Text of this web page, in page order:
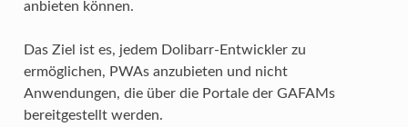
anbieten können.
Das Ziel ist es, jedem Dolibarr-Entwickler zu
ermöglichen, PWAs anzubieten und nicht
Anwendungen, die über die Portale der GAFAMs
bereitgestellt werden.